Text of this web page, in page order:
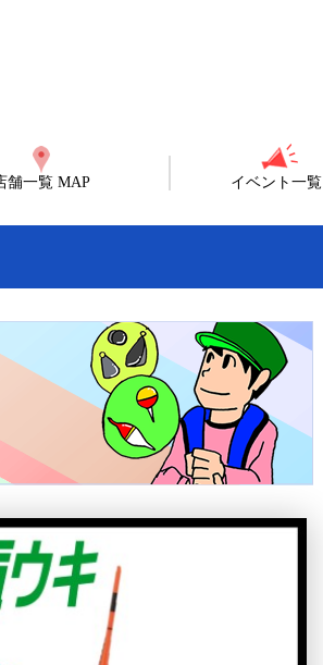
舗一覧 MAP イベント一覧